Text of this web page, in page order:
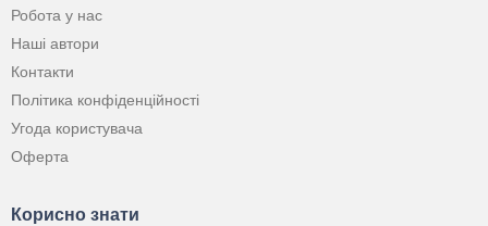
Робота у нас
Наші автори
Контакти
Політика конфіденційності
Угода користувача
Оферта
Корисно знати